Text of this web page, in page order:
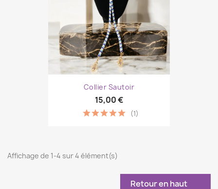
Collier Sautoir
15,00 €
(1)
Affichage de 1-4 sur 4 élément(s)
Retour en haut